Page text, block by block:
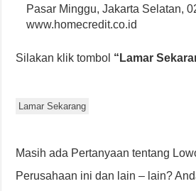
Pasar Minggu, Jakarta Selatan,
www.homecredit.co.id
Silakan klik tombol “Lamar
Lamar Sekarang
Masih ada Pertanyaan tentang
Perusahaan ini dan lain – lain?